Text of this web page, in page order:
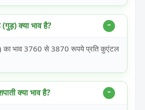
क्या भाव है?
भाव 3760 से 3870 रूपये प्रति कुएंटल
क्या भाव है?